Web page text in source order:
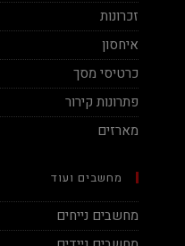
זכרונות
איחסון
כרטיסי מסך
פתרונות קירור
מארזים
מחשבים ועוד
מחשבים נייחים